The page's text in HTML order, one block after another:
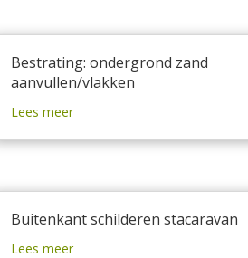
Bestrating: ondergrond zand
aanvullen/vlakken
Lees meer
Buitenkant schilderen stacaravan
Lees meer